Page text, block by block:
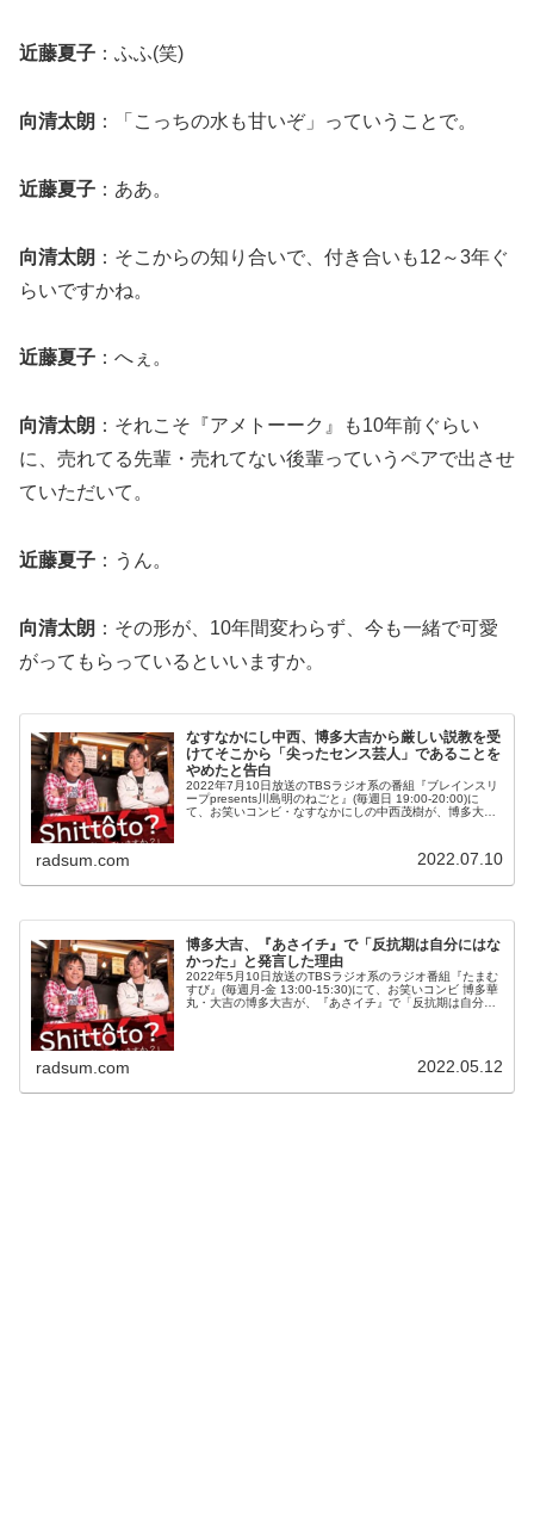
近藤夏子 ：ふふ(笑)
向清太朗 ：「こっちの水も甘いぞ」っていうことで。
近藤夏子 ：ああ。
向清太朗 ：そこからの知り合いで、付き合いも12～3年ぐ
らいですかね。
近藤夏子 ：へぇ。
向清太朗 ：それこそ『アメトーーク』も10年前ぐらい
に、売れてる先輩・売れてない後輩っていうペアで出させ
ていただいて。
近藤夏子 ：うん。
向清太朗 ：その形が、10年間変わらず、今も一緒で可愛
がってもらっているといいますか。
なすなかにし中西、博多大吉から厳しい説教を受
けてそこから「尖ったセンス芸人」であることを
やめたと告白
2022年7月10日放送のTBSラジオ系の番組『ブレインスリ
ープpresents川島明のねごと』(毎週日 19:00-20:00)に
て、お笑いコンビ・なすなかにしの中西茂樹が、博多大吉
radsum.com 2022.07.10
博多大吉、『あさイチ』で「反抗期は自分にはな
かった」と発言した理由
2022年5月10日放送のTBSラジオ系のラジオ番組『たまむ
すび』(毎週月-金 13:00-15:30)にて、お笑いコンビ 博多華
丸・大吉の博多大吉が、『あさイチ』で「反抗期は自分に
radsum.com 2022.05.12